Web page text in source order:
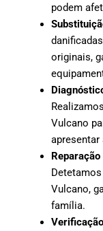
podem
originais,
Vulcano
apresentar
Vulcano,
família.